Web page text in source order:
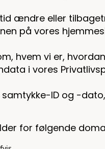
tid ændre eller
på vores
hvem vi er,
i vores
ID og -
for følgende